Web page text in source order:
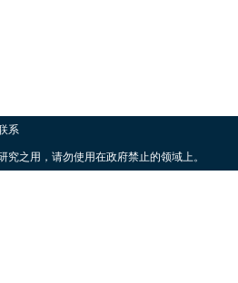
系
之用，请勿使用在政府禁止的领域上。